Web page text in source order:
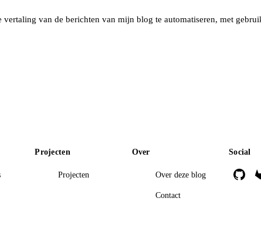
van de berichten van mijn blog te automatiseren, met
Projecten
Projecten
Over
Over deze blog
Contact
Social